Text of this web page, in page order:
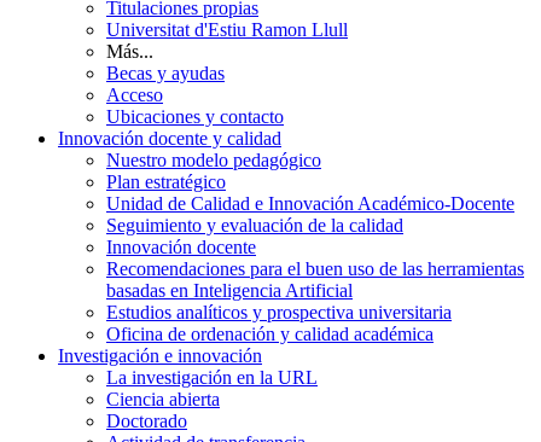
Titulaciones propias
Universitat d'Estiu Ramon Llull
Más...
Becas y ayudas
Acceso
Ubicaciones y contacto
Innovación docente y calidad
Nuestro modelo pedagógico
Plan estratégico
Unidad de Calidad e Innovación Académico-Docente
Seguimiento y evaluación de la calidad
Innovación docente
Recomendaciones para el buen uso de las herramientas
basadas en Inteligencia Artificial
Estudios analíticos y prospectiva universitaria
Oficina de ordenación y calidad académica
Investigación e innovación
La investigación en la URL
Ciencia abierta
Doctorado